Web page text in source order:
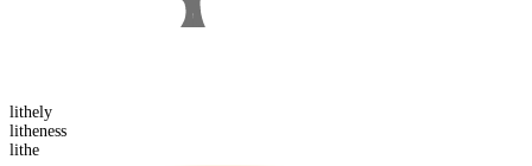
lithely
litheness
lithe